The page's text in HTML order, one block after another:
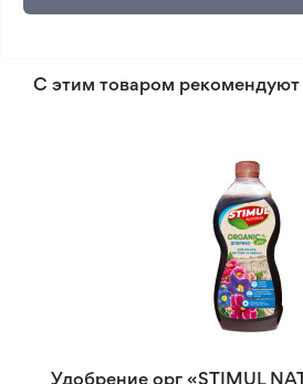
С этим товаром рекомендуют
Удобрение орг «STIMUL